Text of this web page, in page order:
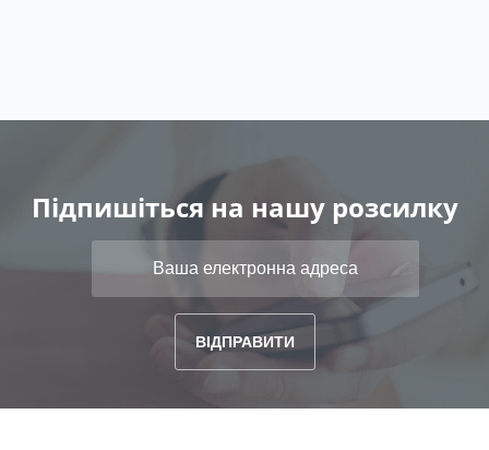
Підпишіться на нашу розсилку